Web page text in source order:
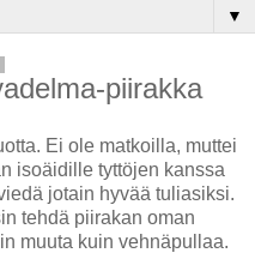
▼
piirakka
Ei ole matkoilla, muttei
isoäidille tyttöjen kanssa
jotain hyvää tuliasiksi.
tehdä piirakan oman
muuta kuin vehnäpullaa.